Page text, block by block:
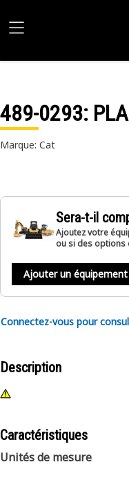
489-0293:
Marque: Cat
Sera-t-il
Ajoutez votre
ou si des
Ajouter un équipement
Connectez-vous pour
Description
Caractéristiques
Unités de mesure